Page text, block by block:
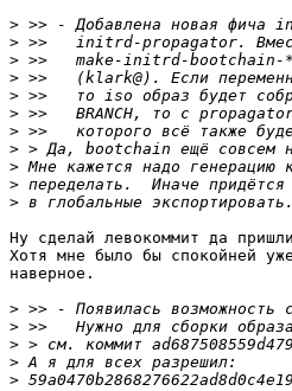
>
>
>
>
>
>
>
>
>
>
>
Ну сделай левокоммит да
Хотя мне было бы спокойней
наверное.
>
>
>
>
>